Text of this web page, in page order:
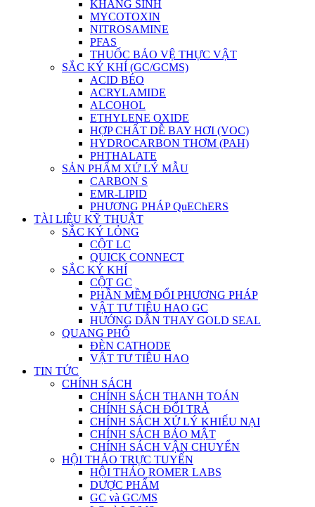
KHÁNG SINH
MYCOTOXIN
NITROSAMINE
PFAS
THUỐC BẢO VỆ THỰC VẬT
SẮC KÝ KHÍ (GC/GCMS)
ACID BÉO
ACRYLAMIDE
ALCOHOL
ETHYLENE OXIDE
HỢP CHẤT DỄ BAY HƠI (VOC)
HYDROCARBON THƠM (PAH)
PHTHALATE
SẢN PHẨM XỬ LÝ MẪU
CARBON S
EMR-LIPID
PHƯƠNG PHÁP QuEChERS
TÀI LIỆU KỸ THUẬT
SẮC KÝ LỎNG
CỘT LC
QUICK CONNECT
SẮC KÝ KHÍ
CỘT GC
PHẦN MỀM ĐỔI PHƯƠNG PHÁP
VẬT TƯ TIÊU HAO GC
HƯỚNG DẪN THAY GOLD SEAL
QUANG PHỔ
ĐÈN CATHODE
VẬT TƯ TIÊU HAO
TIN TỨC
CHÍNH SÁCH
CHÍNH SÁCH THANH TOÁN
CHÍNH SÁCH ĐỔI TRẢ
CHÍNH SÁCH XỬ LÝ KHIẾU NẠI
CHÍNH SÁCH BẢO MẬT
CHÍNH SÁCH VẬN CHUYỂN
HỘI THẢO TRỰC TUYẾN
HỘI THẢO ROMER LABS
DƯỢC PHẨM
GC và GC/MS